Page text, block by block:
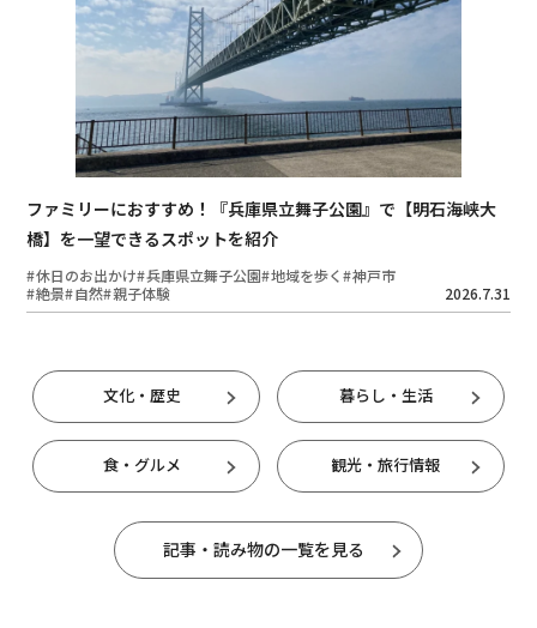
ファミリーにおすすめ！『兵庫県立舞子公園』で【明石海峡大
橋】を一望できるスポットを紹介
休日のお出かけ 兵庫県立舞子公園 地域を歩く 神戸市
絶景 自然 親子体験 2026.7.31
文化・歴史 暮らし・生活
食・グルメ 観光・旅行情報
記事・読み物の一覧を見る